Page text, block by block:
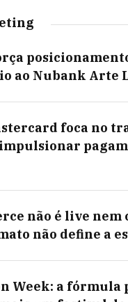
ao Nubank Arte
foca no
não é live nem
não define a
Week: a fórmula